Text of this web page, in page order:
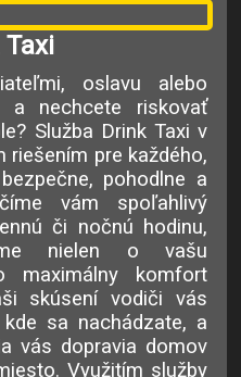
oslavu alebo
a nechcete riskovať
Služba Drink Taxi v
riešením pre každého,
pohodlne a
vám spoľahlivý
či nočnú hodinu,
nielen o vašu
komfort
skúsení vodiči vás
sa nachádzate, a
vás dopravia domov
Využitím služby